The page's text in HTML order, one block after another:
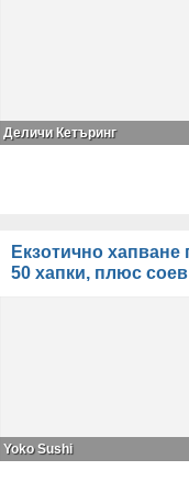
Деличи Кетъринг
Екзотично
50 хапки, плюс
Yoko Sushi